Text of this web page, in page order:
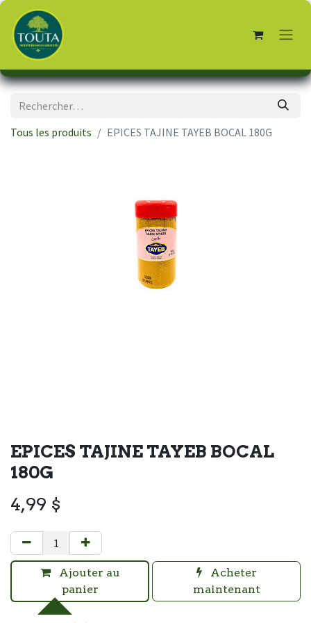
Tous les produits EPICES TAJINE TAYEB BOCAL 180G
EPICES TAJINE TAYEB BOCAL
180G
4,99 $
Ajouter au
panier
Acheter
maintenant